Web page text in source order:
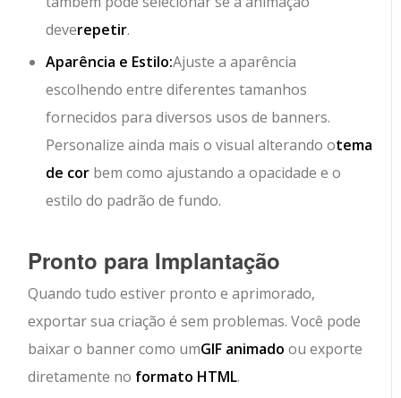
deverepetir.
Aparência e Estilo:Ajuste a aparência
escolhendo entre diferentes tamanhos
fornecidos para diversos usos de banners.
Personalize ainda mais o visual alterando otema
de cor bem como ajustando a opacidade e o
estilo do padrão de fundo.
Pronto para Implantação
Quando tudo estiver pronto e aprimorado,
exportar sua criação é sem problemas. Você pode
baixar o banner como umGIF animado ou exporte
diretamente no formato HTML.